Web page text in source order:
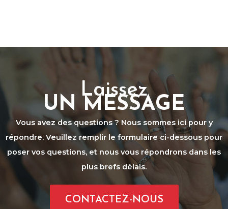
Laissez
UN MESSAGE
Vous avez des questions ? Nous sommes ici pour y
répondre. Veuillez remplir le formulaire ci-dessous pour
poser vos questions, et nous vous répondrons dans les
plus brefs délais.
CONTACTEZ-NOUS